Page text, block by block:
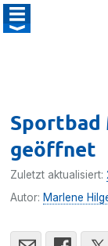
Sportbad
geöffnet
Zuletzt aktualisiert:
Autor: Marlene